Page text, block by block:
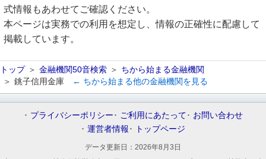
式情報もあわせてご確認ください。
本ページは実務での利用を想定し、情報の正確性に配慮して
掲載しています。
トップ 金融機関50音検索
ちから始まる金融機関
銚子信用金庫
← ちから始まる他の金融機関を見る
プライバシーポリシー ご利用にあたって
お問い合わせ
運営者情報
トップページ
データ更新日： 2026年8月3日